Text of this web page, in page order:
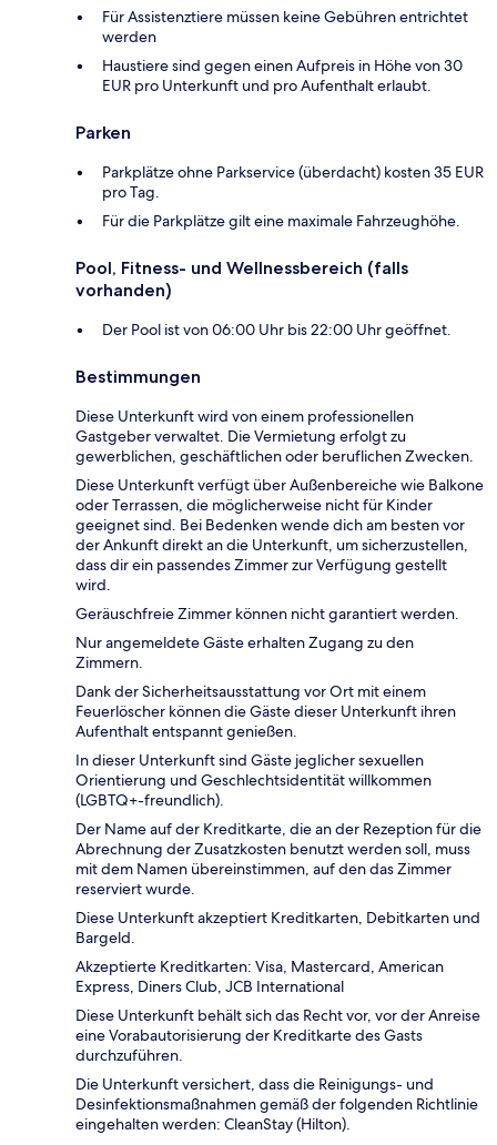
Für Assistenztiere müssen keine Gebühren entrichtet
werden
Haustiere sind gegen einen Aufpreis in Höhe von 30
EUR pro Unterkunft und pro Aufenthalt erlaubt.
Parken
Parkplätze ohne Parkservice (überdacht) kosten 35 EUR
pro Tag.
Für die Parkplätze gilt eine maximale Fahrzeughöhe.
Pool, Fitness- und Wellnessbereich (falls
vorhanden)
Der Pool ist von 06:00 Uhr bis 22:00 Uhr geöffnet.
Bestimmungen
Diese Unterkunft wird von einem professionellen
Gastgeber verwaltet. Die Vermietung erfolgt zu
gewerblichen, geschäftlichen oder beruflichen Zwecken.
Diese Unterkunft verfügt über Außenbereiche wie Balkone
oder Terrassen, die möglicherweise nicht für Kinder
geeignet sind. Bei Bedenken wende dich am besten vor
der Ankunft direkt an die Unterkunft, um sicherzustellen,
dass dir ein passendes Zimmer zur Verfügung gestellt
wird.
Geräuschfreie Zimmer können nicht garantiert werden.
Nur angemeldete Gäste erhalten Zugang zu den
Zimmern.
Dank der Sicherheitsausstattung vor Ort mit einem
Feuerlöscher können die Gäste dieser Unterkunft ihren
Aufenthalt entspannt genießen.
In dieser Unterkunft sind Gäste jeglicher sexuellen
Orientierung und Geschlechtsidentität willkommen
(LGBTQ+-freundlich).
Der Name auf der Kreditkarte, die an der Rezeption für die
Abrechnung der Zusatzkosten benutzt werden soll, muss
mit dem Namen übereinstimmen, auf den das Zimmer
reserviert wurde.
Diese Unterkunft akzeptiert Kreditkarten, Debitkarten und
Bargeld.
Akzeptierte Kreditkarten: Visa, Mastercard, American
Express, Diners Club, JCB International
Diese Unterkunft behält sich das Recht vor, vor der Anreise
eine Vorabautorisierung der Kreditkarte des Gasts
durchzuführen.
Die Unterkunft versichert, dass die Reinigungs- und
Desinfektionsmaßnahmen gemäß der folgenden Richtlinie
eingehalten werden: CleanStay (Hilton).